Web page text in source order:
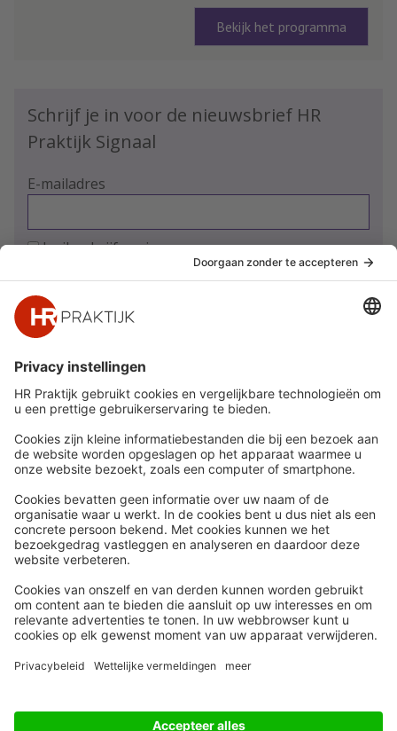
Bekijk het programma
Schrijf je in voor de nieuwsbrief HR
Praktijk Signaal
E-mailadres
Ja, ik schrijf me in
Snel naar
Nieuws
Whitepapers
Webinars
Word lid
Contact
Meer
HR Academy
HR Podcast
CHRO
HR Day
Volg Ons